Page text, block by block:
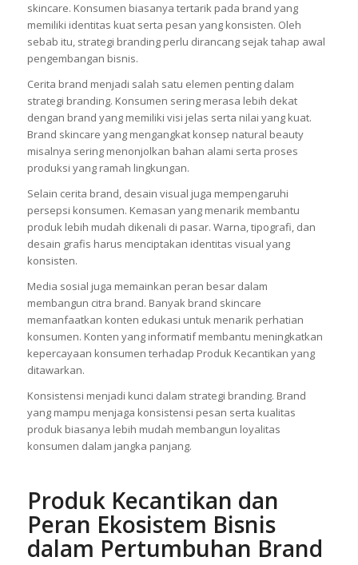
skincare. Konsumen biasanya tertarik pada brand yang
memiliki identitas kuat serta pesan yang konsisten. Oleh
sebab itu, strategi branding perlu dirancang sejak tahap awal
pengembangan bisnis.
Cerita brand menjadi salah satu elemen penting dalam
strategi branding. Konsumen sering merasa lebih dekat
dengan brand yang memiliki visi jelas serta nilai yang kuat.
Brand skincare yang mengangkat konsep natural beauty
misalnya sering menonjolkan bahan alami serta proses
produksi yang ramah lingkungan.
Selain cerita brand, desain visual juga mempengaruhi
persepsi konsumen. Kemasan yang menarik membantu
produk lebih mudah dikenali di pasar. Warna, tipografi, dan
desain grafis harus menciptakan identitas visual yang
konsisten.
Media sosial juga memainkan peran besar dalam
membangun citra brand. Banyak brand skincare
memanfaatkan konten edukasi untuk menarik perhatian
konsumen. Konten yang informatif membantu meningkatkan
kepercayaan konsumen terhadap Produk Kecantikan yang
ditawarkan.
Konsistensi menjadi kunci dalam strategi branding. Brand
yang mampu menjaga konsistensi pesan serta kualitas
produk biasanya lebih mudah membangun loyalitas
konsumen dalam jangka panjang.
Produk Kecantikan dan
Peran Ekosistem Bisnis
dalam Pertumbuhan Brand